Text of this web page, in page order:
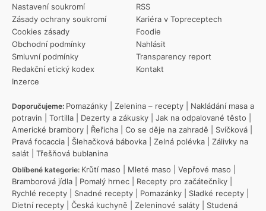
Nastavení soukromí
Zásady ochrany soukromí
Cookies zásady
Obchodní podmínky
Smluvní podmínky
Redakční etický kodex
Inzerce
RSS
Kariéra v Topreceptech
Foodie
Nahlásit
Transparency report
Kontakt
Doporučujeme: Pomazánky Zelenina – recepty
Nakládání masa a
potravin
Tortilla Dezerty a zákusky Jak na odpalované těsto
Americké brambory
Řeřicha Co se děje na zahradě Svíčková
Pravá focaccia
Šlehačková bábovka Zelná polévka
Zálivky na
salát
Třešňová bublanina
Oblíbené kategorie: Krůtí maso Mleté maso Vepřové maso
Bramborová jídla
Pomalý hrnec Recepty pro začátečníky
Rychlé recepty
Snadné recepty Pomazánky Sladké recepty
Dietní recepty
Česká kuchyně Zeleninové saláty
Studená